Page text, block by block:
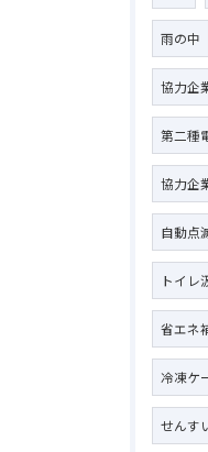
雨の中
協力企
第二種
協力企
自動点
トイレ
省エネ
冷凍ケ
せんす
お問